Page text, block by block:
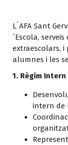
L´AFA Sant
´Escola,
extraescolars,
alumnes i les
1. Règim Intern
intern de